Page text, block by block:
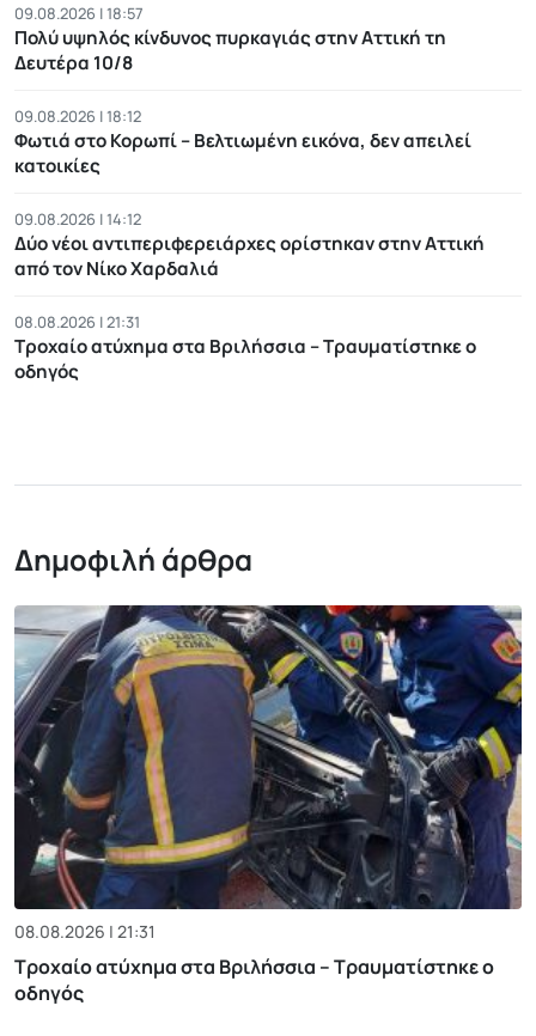
09.08.2026 | 18:57
Πολύ υψηλός κίνδυνος πυρκαγιάς στην Αττική τη
Δευτέρα 10/8
09.08.2026 | 18:12
Φωτιά στο Κορωπί – Βελτιωμένη εικόνα, δεν απειλεί
κατοικίες
09.08.2026 | 14:12
Δύο νέοι αντιπεριφερειάρχες ορίστηκαν στην Αττική
από τον Νίκο Χαρδαλιά
08.08.2026 | 21:31
Τροχαίο ατύχημα στα Βριλήσσια – Τραυματίστηκε ο
οδηγός
Δημοφιλή άρθρα
08.08.2026 | 21:31
Τροχαίο ατύχημα στα Βριλήσσια – Τραυματίστηκε ο
οδηγός